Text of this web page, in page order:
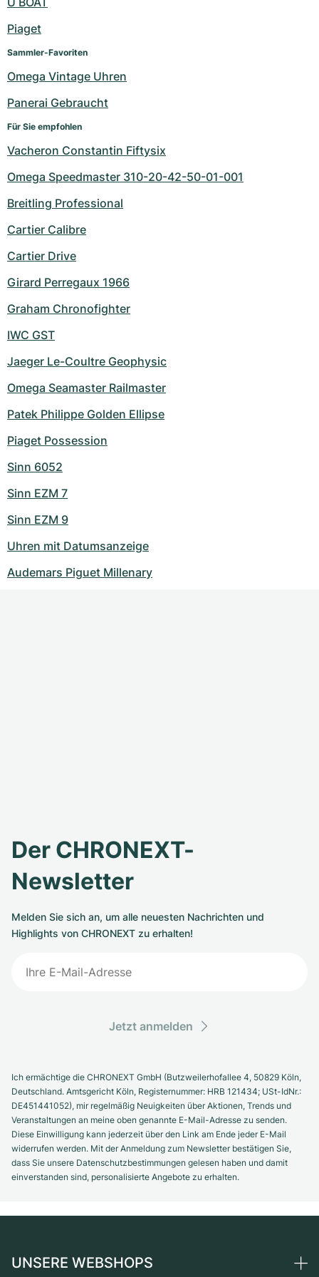
Piaget
Sammler-Favoriten
Omega Vintage Uhren
Panerai Gebraucht
Für Sie empfohlen
Vacheron Constantin Fiftysix
Omega Speedmaster 310-20-42-50-01-001
Breitling Professional
Cartier Calibre
Cartier Drive
Girard Perregaux 1966
Graham Chronofighter
IWC GST
Jaeger Le-Coultre Geophysic
Omega Seamaster Railmaster
Patek Philippe Golden Ellipse
Piaget Possession
Sinn 6052
Sinn EZM 7
Sinn EZM 9
Uhren mit Datumsanzeige
Audemars Piguet Millenary
Der CHRONEXT-
Newsletter
Melden Sie sich an, um alle neuesten Nachrichten und
Highlights von CHRONEXT zu erhalten!
Jetzt anmelden
Ich ermächtige die CHRONEXT GmbH (Butzweilerhofallee 4, 50829 Köln,
Deutschland. Amtsgericht Köln, Registernummer: HRB 121434; USt-IdNr.:
DE451441052), mir regelmäßig Neuigkeiten über Aktionen, Trends und
Veranstaltungen an meine oben genannte E-Mail-Adresse zu senden.
Diese Einwilligung kann jederzeit über den Link am Ende jeder E-Mail
widerrufen werden. Mit der Anmeldung zum Newsletter bestätigen Sie,
dass Sie unsere Datenschutzbestimmungen gelesen haben und damit
einverstanden sind, personalisierte Angebote zu erhalten.
UNSERE WEBSHOPS